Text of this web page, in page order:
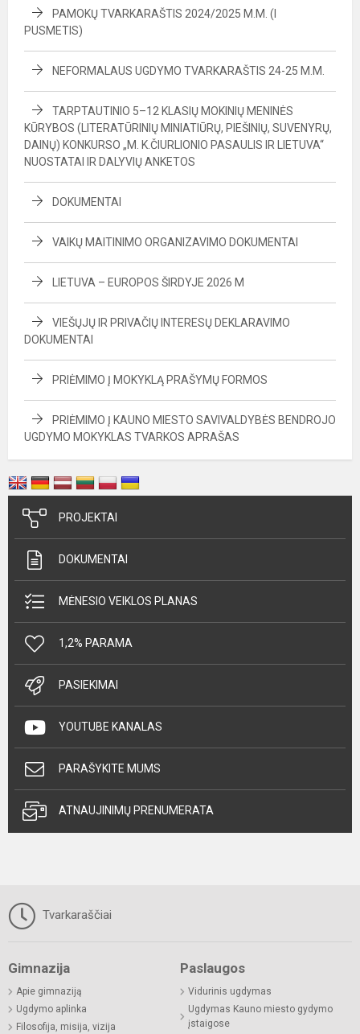
PAMOKŲ TVARKARAŠTIS 2024/2025 M.M. (I
PUSMETIS)
NEFORMALAUS UGDYMO TVARKARAŠTIS 24-25 M.M.
TARPTAUTINIO 5–12 KLASIŲ MOKINIŲ MENINĖS
KŪRYBOS (LITERATŪRINIŲ MINIATIŪRŲ, PIEŠINIŲ, SUVENYRŲ,
DAINŲ) KONKURSO „M. K.ČIURLIONIO PASAULIS IR LIETUVA“
NUOSTATAI IR DALYVIŲ ANKETOS
DOKUMENTAI
VAIKŲ MAITINIMO ORGANIZAVIMO DOKUMENTAI
LIETUVA – EUROPOS ŠIRDYJE 2026 M
VIEŠŲJŲ IR PRIVAČIŲ INTERESŲ DEKLARAVIMO
DOKUMENTAI
PRIĖMIMO Į MOKYKLĄ PRAŠYMŲ FORMOS
PRIĖMIMO Į KAUNO MIESTO SAVIVALDYBĖS BENDROJO
UGDYMO MOKYKLAS TVARKOS APRAŠAS
PROJEKTAI
DOKUMENTAI
MĖNESIO VEIKLOS PLANAS
1,2% PARAMA
PASIEKIMAI
YOUTUBE KANALAS
PARAŠYKITE MUMS
ATNAUJINIMŲ PRENUMERATA
Tvarkaraščiai
Gimnazija
Apie gimnaziją
Ugdymo aplinka
Filosofija, misija, vizija
Paslaugos
Vidurinis ugdymas
Ugdymas Kauno miesto gydymo
įstaigose